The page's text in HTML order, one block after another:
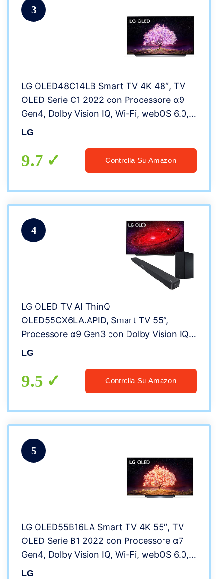
3
LG OLED48C14LB Smart TV 4K 48″, TV
OLED Serie C1 2022 con Processore α9
Gen4, Dolby Vision IQ, Wi-Fi, webOS 6.0,
FILMMAKER MODE, Google Assistant e
Puntatore
LG
9.7 Controlla Su Amazon
4
LG OLED TV AI ThinQ
OLED55CX6LA.APID, Smart TV 55”,
Processore α9 Gen3 con Dolby Vision IQ /
Dolby Atmos, Compatibile NVIDIA G-Sync,
Soundbar SL5Y 2.1ch
LG
9.5 Controlla Su Amazon
5
LG OLED55B16LA Smart TV 4K 55″, TV
OLED Serie B1 2022 con Processore α7
Gen4, Dolby Vision IQ, Wi-Fi, webOS 6.0,
FILMMAKER MODE, Google Assistant e
LG